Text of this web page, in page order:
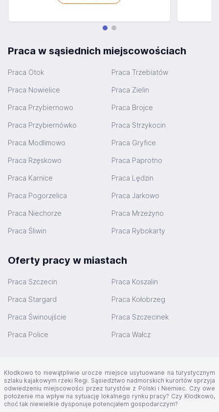
Praca w sąsiednich miejscowościach
Praca Otok Praca Trzebiatów
Praca Nowielice Praca Zielin
Praca Przybiernowo Praca Brojce
Praca Przybiernówko Praca Strzykocin
Praca Modlimowo Praca Gryfice
Praca Rzęskowo Praca Paprotno
Praca Karnice Praca Lędzin
Praca Pogorzelica Praca Jarkowo
Praca Niechorze Praca Mrzeżyno
Praca Śliwin Praca Rybokarty
Oferty pracy w miastach
Praca Szczecin Praca Koszalin
Praca Stargard Praca Kołobrzeg
Praca Świnoujście Praca Szczecinek
Praca Police Praca Wałcz
Kłodkowo to niewątpliwie urocze miejsce usytuowane na turystycznym
szlaku kajakowym rzeki Regi. Sąsiedztwo nadmorskich kurortów sprzyja
odwiedzeniu miejscowości przez turystów z Polski i Niemiec. Czy owe
położenie ma wpływ na sytuację lokalnego rynku pracy? Czy Kłodkowo,
choć tak niewielkie dysponuje potencjałem gospodarczym?